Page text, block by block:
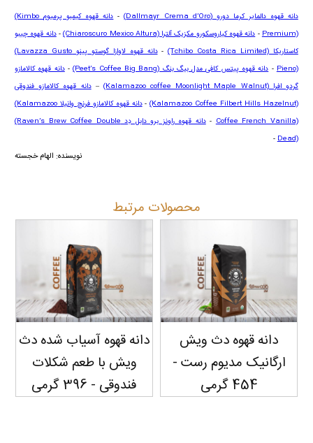
دانه قهوه دالمایر کرما دورو(Dallmayr Crema d’Oro)
-دانه قهوه کیمبو پرمیوم(Kimbo
Premium)
-دانه قهوه کیاروسکورو مکزیک آلترا(Chiaroscuro Mexico Altura)
-دانه قهوه چیبو
کاستاریکا(Tchibo Costa Rica Limited)
-دانه قهوه لاوازا گوستو پینو(Lavazza Gusto
Pieno)
-دانه قهوه پیتس کافی مدل بیگ بنگ(Peet’s Coffee Big Bang)
-دانه قهوه کالامازو
گردو افرا(Kalamazoo coffee Moonlight Maple Walnut)
–دانه قهوه کالامازو فندوقی
(Kalamazoo Coffee Filbert Hills Hazelnut)
-دانه قهوه کالامازو فرنچ وانیلا(Kalamazoo
Coffee French Vanilla)
-دانه قهوه راونز برو دابل دِد(Raven’s Brew Coffee Double
Dead)
-
نویسنده: الهام خجسته
محصولات مرتبط
دانه قهوه دث ویش
ارگانیک مدیوم رست -
454 گرمی
دانه قهوه آسیاب شده دث
ویش با طعم شکلات
فندوقی - 396 گرمی